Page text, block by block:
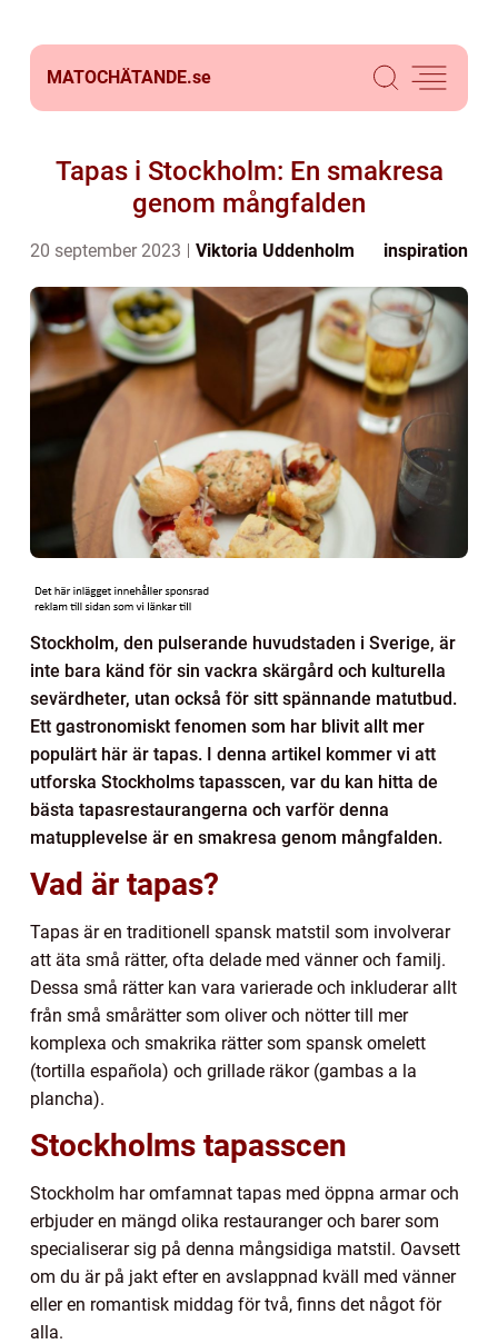
MATOCHÄTANDE.se
Tapas i Stockholm: En smakresa
genom mångfalden
20 september 2023 Viktoria Uddenholm inspiration
Stockholm, den pulserande huvudstaden i Sverige, är
inte bara känd för sin vackra skärgård och kulturella
sevärdheter, utan också för sitt spännande matutbud.
Ett gastronomiskt fenomen som har blivit allt mer
populärt här är tapas. I denna artikel kommer vi att
utforska Stockholms tapasscen, var du kan hitta de
bästa tapasrestaurangerna och varför denna
matupplevelse är en smakresa genom mångfalden.
Vad är tapas?
Tapas är en traditionell spansk matstil som involverar
att äta små rätter, ofta delade med vänner och familj.
Dessa små rätter kan vara varierade och inkluderar allt
från små smårätter som oliver och nötter till mer
komplexa och smakrika rätter som spansk omelett
(tortilla española) och grillade räkor (gambas a la
plancha).
Stockholms tapasscen
Stockholm har omfamnat tapas med öppna armar och
erbjuder en mängd olika restauranger och barer som
specialiserar sig på denna mångsidiga matstil. Oavsett
om du är på jakt efter en avslappnad kväll med vänner
eller en romantisk middag för två, finns det något för
alla.